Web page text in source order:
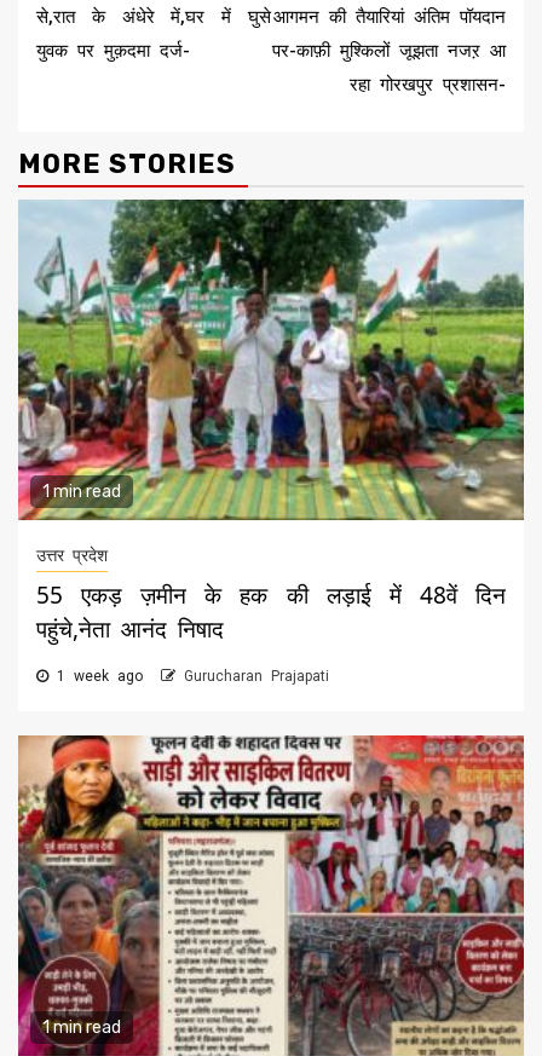
से,रात के अंधेरे में,घर में घुसे
युवक पर मुक़दमा दर्ज-
आगमन की तैयारियां अंतिम पॉयदान
पर-काफ़ी मुश्किलों जूझता नजऱ आ
रहा गोरखपुर प्रशासन-
MORE STORIES
1 min read
उत्तर प्रदेश
55 एकड़ ज़मीन के हक की लड़ाई में 48वें दिन
पहुंचे,नेता आनंद निषाद
1 week ago Gurucharan Prajapati
1 min read